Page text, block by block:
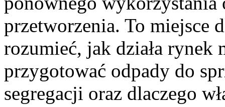
przetworzenia. To miejsce
rozumieć, jak działa rynek
przygotować odpady do
segregacji oraz dlaczego